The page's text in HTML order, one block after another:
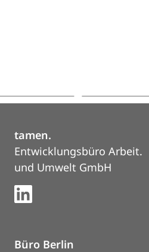
tamen.
Entwicklungsbüro Arbeit.
und Umwelt GmbH
Büro Berlin